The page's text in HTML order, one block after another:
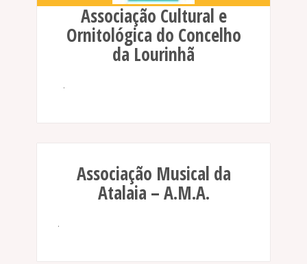
Associação Cultural e
Ornitológica do Concelho
da Lourinhã
.
Associação Musical da
Atalaia – A.M.A.
.